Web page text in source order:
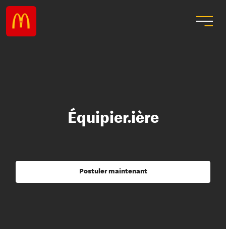
Équipier.ière
Postuler maintenant